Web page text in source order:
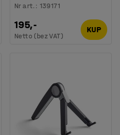
Nr art. : 139171
195,-
Netto (bez VAT)
KUP